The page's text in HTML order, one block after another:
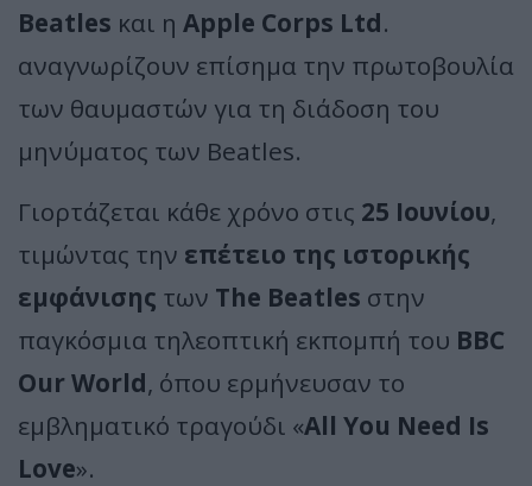
Beatles και η Apple Corps Ltd.
αναγνωρίζουν επίσημα την πρωτοβουλία
των θαυμαστών για τη διάδοση του
μηνύματος των Beatles.
Γιορτάζεται κάθε χρόνο στις 25 Ιουνίου,
τιμώντας την επέτειο της ιστορικής
εμφάνισης των The Beatles στην
παγκόσμια τηλεοπτική εκπομπή του BBC
Our World, όπου ερμήνευσαν το
εμβληματικό τραγούδι «All You Need Is
Love».